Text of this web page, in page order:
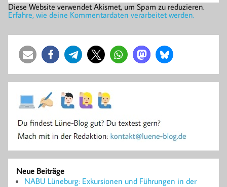
Diese Website verwendet Akismet, um Spam zu reduzieren.
Erfahre, wie deine Kommentardaten verarbeitet werden.
Neue Beiträge
NABU Lüneburg: Exkursionen und Führungen in der